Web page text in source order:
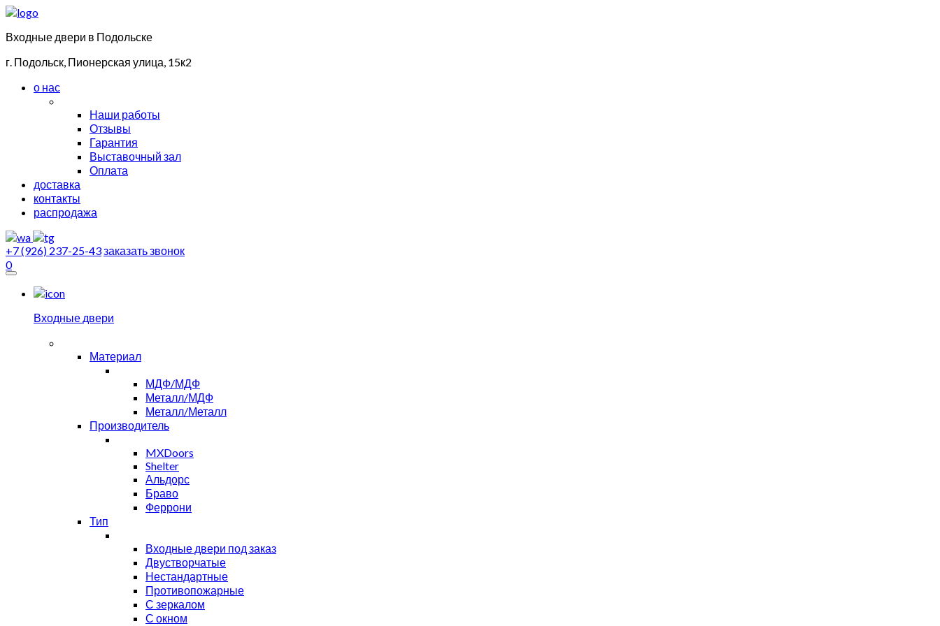
Входные двери в Подольске
г. Подольск, Пионерская улица, 15к2
о нас
Наши работы
Отзывы
Гарантия
Выставочный зал
Оплата
доставка
контакты
распродажа
+7 (926) 237-25-43заказать звонок
0
Входные двери
Материал
МДФ/МДФ
Металл/МДФ
Металл/Металл
Производитель
MXDoors
Shelter
Альдорс
Браво
Феррони
Тип
Входные двери под заказ
Двустворчатые
Нестандартные
Противопожарные
С зеркалом
С окном